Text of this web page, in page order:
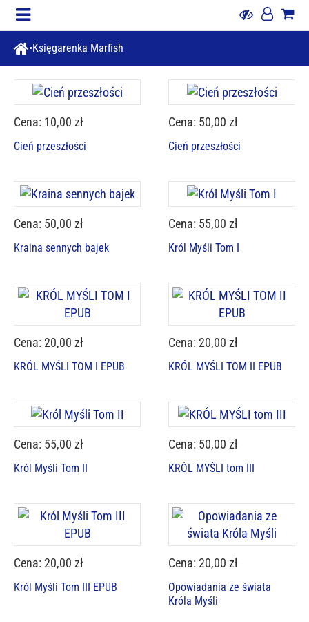
Księgarenka Marfish
Cena: 10,00 zł
Cień przeszłości
Cena: 50,00 zł
Cień przeszłości
Cena: 50,00 zł
Kraina sennych bajek
Cena: 55,00 zł
Król Myśli Tom I
Cena: 20,00 zł
KRÓL MYŚLI TOM I EPUB
Cena: 20,00 zł
KRÓL MYŚLI TOM II EPUB
Cena: 55,00 zł
Król Myśli Tom II
Cena: 50,00 zł
KRÓL MYŚLI tom III
Cena: 20,00 zł
Król Myśli Tom III EPUB
Cena: 20,00 zł
Opowiadania ze świata
Króla Myśli